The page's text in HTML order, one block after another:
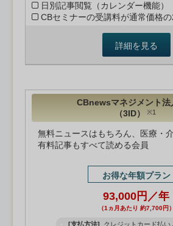
日別記事閲覧（カレンダー機能）
CBセミナーの受講料が通常価格
詳細を見る
CBnewsマネジメント法
（3ID）
※1
無料ニュースはもちろん、医療・
有料記事もすべて読める会員
お得な年額プラン
93,000円／年
（1ヵ月あたり 約7,700円）
[支払方法] クレジットカード払い